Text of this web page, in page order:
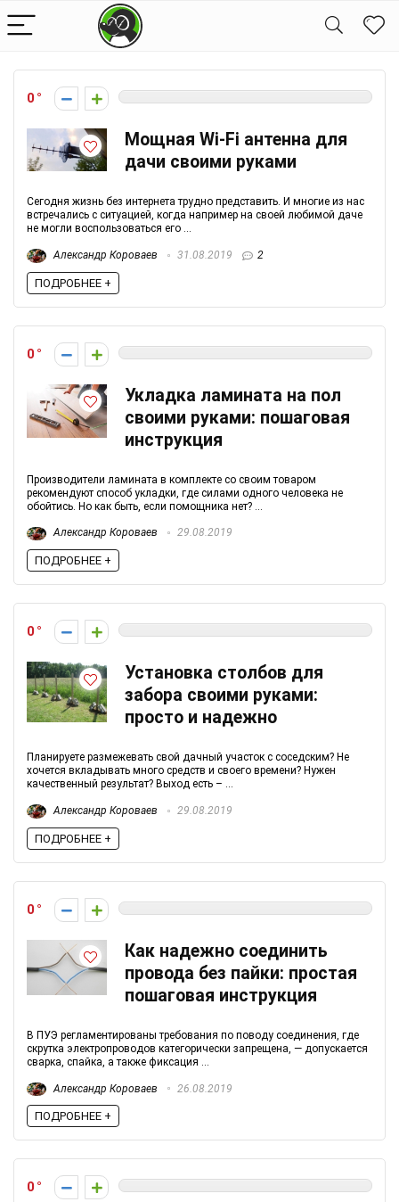
0
Мощная Wi-Fi антенна для
дачи своими руками
Сегодня жизнь без интернета трудно представить. И многие из нас
встречались с ситуацией, когда например на своей любимой даче
не могли воспользоваться его ...
Александр Короваев 31.08.2019 2
ПОДРОБНЕЕ +
0
Укладка ламината на пол
своими руками: пошаговая
инструкция
Производители ламината в комплекте со своим товаром
рекомендуют способ укладки, где силами одного человека не
обойтись. Но как быть, если помощника нет? ...
Александр Короваев 29.08.2019
ПОДРОБНЕЕ +
0
Установка столбов для
забора своими руками:
просто и надежно
Планируете размежевать свой дачный участок с соседским? Не
хочется вкладывать много средств и своего времени? Нужен
качественный результат? Выход есть – ...
Александр Короваев 29.08.2019
ПОДРОБНЕЕ +
0
Как надежно соединить
провода без пайки: простая
пошаговая инструкция
В ПУЭ регламентированы требования по поводу соединения, где
скрутка электропроводов категорически запрещена, — допускается
сварка, спайка, а также фиксация ...
Александр Короваев 26.08.2019
ПОДРОБНЕЕ +
0